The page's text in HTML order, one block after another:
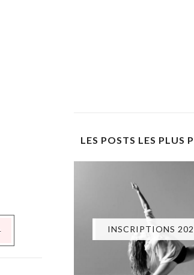
LES POSTS LES PLUS
INSCRIPTIONS